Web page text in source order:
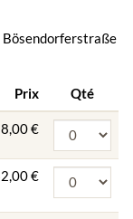
Prix Qté
€
€